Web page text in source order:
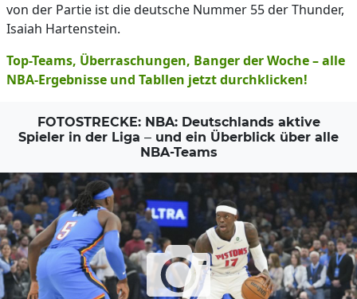
von der Partie ist die deutsche Nummer 55 der Thunder,
Isaiah Hartenstein.
Top-Teams, Überraschungen, Banger der Woche – alle
NBA-Ergebnisse und Tabllen jetzt durchklicken!
FOTOSTRECKE: NBA: Deutschlands aktive
Spieler in der Liga – und ein Überblick über alle
NBA-Teams